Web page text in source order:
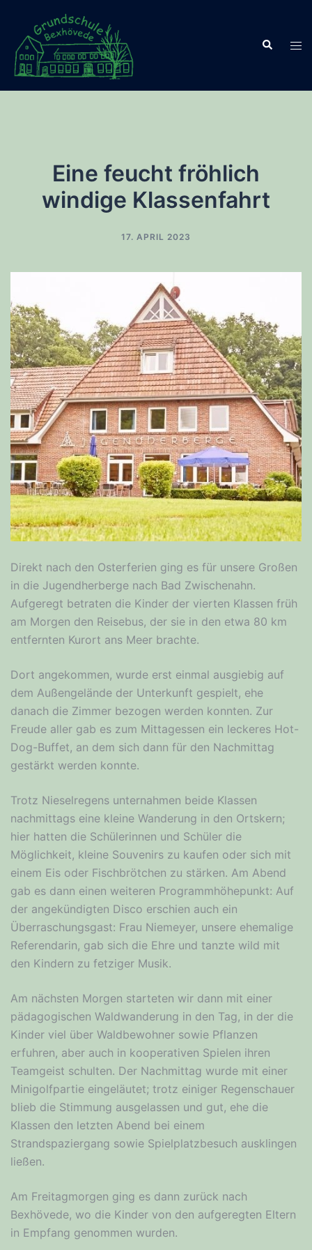
springen
Suche
Eine feucht fröhlich
windige Klassenfahrt
17. APRIL 2023
Direkt nach den Osterferien ging es für unsere Großen
in die Jugendherberge nach Bad Zwischenahn.
Aufgeregt betraten die Kinder der vierten Klassen früh
am Morgen den Reisebus, der sie in den etwa 80 km
entfernten Kurort ans Meer brachte.
Dort angekommen, wurde erst einmal ausgiebig auf
dem Außengelände der Unterkunft gespielt, ehe
danach die Zimmer bezogen werden konnten. Zur
Freude aller gab es zum Mittagessen ein leckeres Hot-
Dog-Buffet, an dem sich dann für den Nachmittag
gestärkt werden konnte.
Trotz Nieselregens unternahmen beide Klassen
nachmittags eine kleine Wanderung in den Ortskern;
hier hatten die Schülerinnen und Schüler die
Möglichkeit, kleine Souvenirs zu kaufen oder sich mit
einem Eis oder Fischbrötchen zu stärken. Am Abend
gab es dann einen weiteren Programmhöhepunkt: Auf
der angekündigten Disco erschien auch ein
Überraschungsgast: Frau Niemeyer, unsere ehemalige
Referendarin, gab sich die Ehre und tanzte wild mit
den Kindern zu fetziger Musik.
Am nächsten Morgen starteten wir dann mit einer
pädagogischen Waldwanderung in den Tag, in der die
Kinder viel über Waldbewohner sowie Pflanzen
erfuhren, aber auch in kooperativen Spielen ihren
Teamgeist schulten. Der Nachmittag wurde mit einer
Minigolfpartie eingeläutet; trotz einiger Regenschauer
blieb die Stimmung ausgelassen und gut, ehe die
Klassen den letzten Abend bei einem
Strandspaziergang sowie Spielplatzbesuch ausklingen
ließen.
Am Freitagmorgen ging es dann zurück nach
Bexhövede, wo die Kinder von den aufgeregten Eltern
in Empfang genommen wurden.